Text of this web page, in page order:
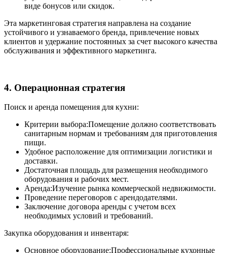
виде бонусов или скидок.
Эта маркетинговая стратегия направлена на создание
устойчивого и узнаваемого бренда, привлечение новых
клиентов и удержание постоянных за счет высокого качества
обслуживания и эффективного маркетинга.
4. Операционная стратегия
Поиск и аренда помещения для кухни:
Критерии выбора:Помещение должно соответствовать
санитарным нормам и требованиям для приготовления
пищи.
Удобное расположение для оптимизации логистики и
доставки.
Достаточная площадь для размещения необходимого
оборудования и рабочих мест.
Аренда:Изучение рынка коммерческой недвижимости.
Проведение переговоров с арендодателями.
Заключение договора аренды с учетом всех
необходимых условий и требований.
Закупка оборудования и инвентаря:
Основное оборудование:Профессиональные кухонные